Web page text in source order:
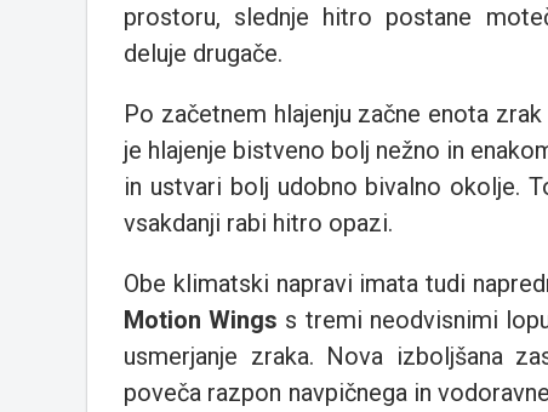
prostoru, slednje hitro postane
deluje drugače.
Po začetnem hlajenju začne enota
je hlajenje bistveno bolj nežno in
in ustvari bolj udobno bivalno okolje.
vsakdanji rabi hitro opazi.
Obe klimatski napravi imata tudi
Motion Wings s tremi neodvisnimi
usmerjanje zraka. Nova izboljšana
poveča razpon navpičnega in